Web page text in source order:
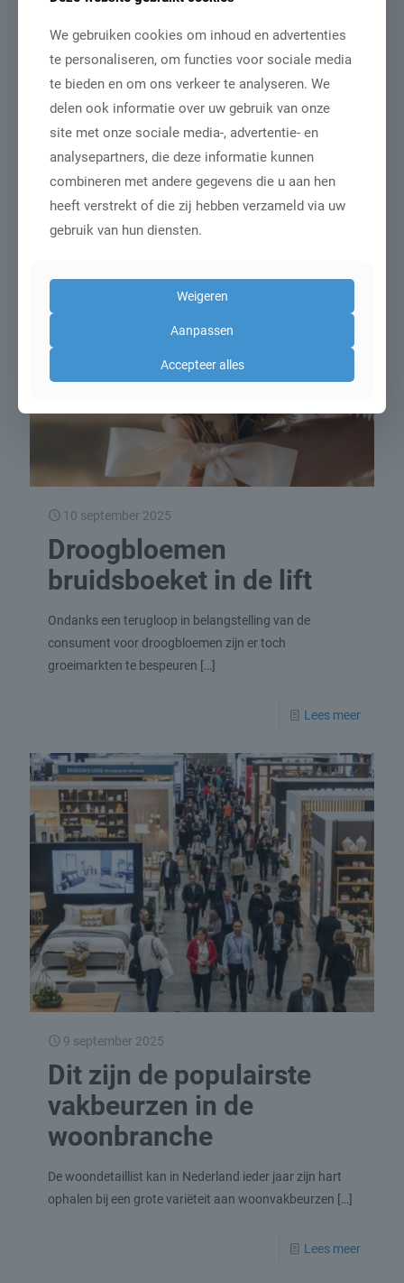
duurzaam met
veelzijdige toepassingen
Bamboe wint aan populariteit als materiaalsoort
binnen de interieurbranche. Van vloeren en meubels tot
raambekleding en[…]
Lees meer
10 september 2025
Droogbloemen
bruidsboeket in de lift
Ondanks een terugloop in belangstelling van de
consument voor droogbloemen zijn er toch
groeimarkten te bespeuren […]
Lees meer
9 september 2025
Dit zijn de populairste
vakbeurzen in de
woonbranche
De woondetaillist kan in Nederland ieder jaar zijn hart
ophalen bij een grote variëteit aan woonvakbeurzen […]
Lees meer
We gebruiken cookies om inhoud en advertenties
te personaliseren, om functies voor sociale media
te bieden en om ons verkeer te analyseren. We
delen ook informatie over uw gebruik van onze
site met onze sociale media-, advertentie- en
analysepartners, die deze informatie kunnen
combineren met andere gegevens die u aan hen
heeft verstrekt of die zij hebben verzameld via uw
gebruik van hun diensten.
Weigeren
Aanpassen
Accepteer alles